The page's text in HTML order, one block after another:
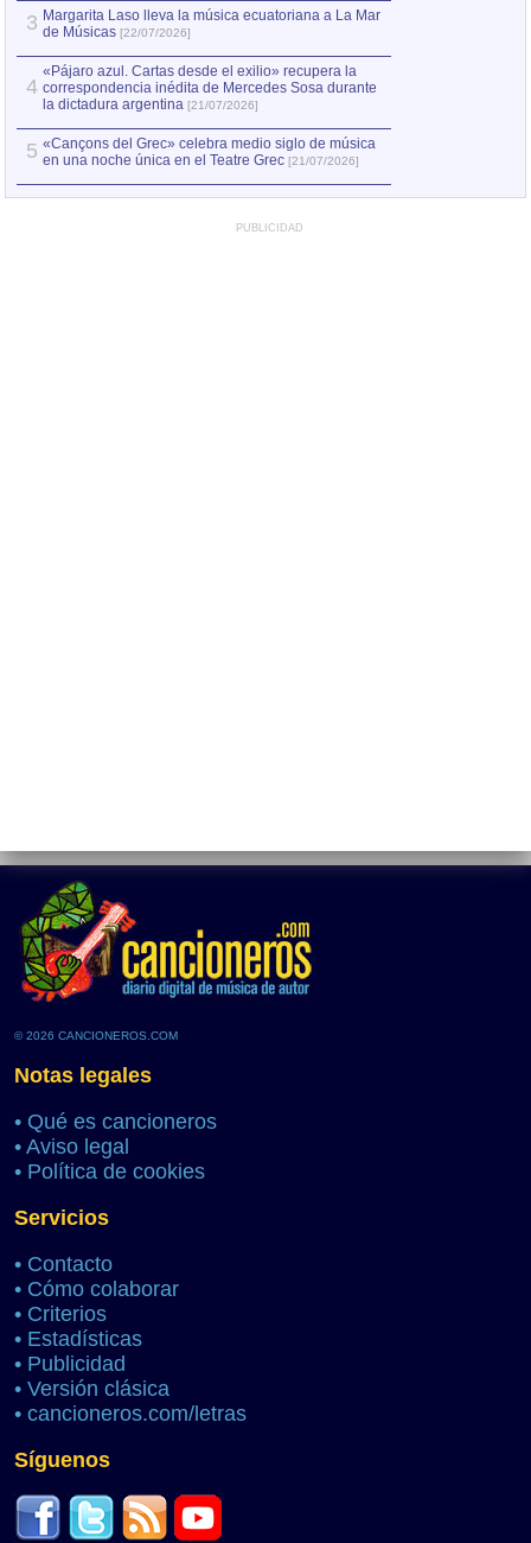
3 Margarita Laso lleva la música ecuatoriana a La Mar
de Músicas [22/07/2026]
4
«Pájaro azul. Cartas desde el exilio» recupera la
correspondencia inédita de Mercedes Sosa durante
la dictadura argentina [21/07/2026]
5 «Cançons del Grec» celebra medio siglo de música
en una noche única en el Teatre Grec [21/07/2026]
PUBLICIDAD
© 2026 CANCIONEROS.COM
Notas legales
• Qué es cancioneros
• Aviso legal
• Política de cookies
Servicios
• Contacto
• Cómo colaborar
• Criterios
• Estadísticas
• Publicidad
• Versión clásica
• cancioneros.com/letras
Síguenos